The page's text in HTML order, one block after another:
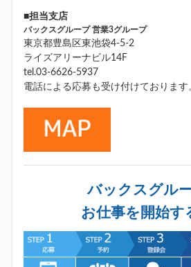
■担当支店
バックスグループ 営業3グループ
東京都豊島区東池袋4-5-2
ライズアリーナビル14F
tel.03-6626-5937
電話による応募も受け付けております
バックスグル
お仕事を開始す